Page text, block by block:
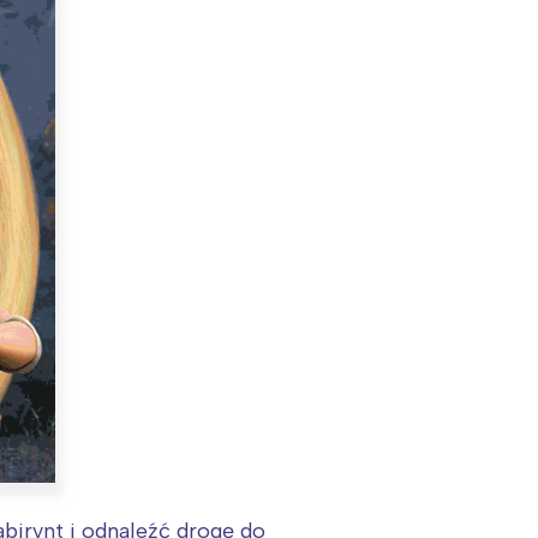
i odnaleźć drogę do